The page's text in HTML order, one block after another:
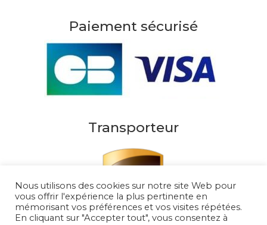
Paiement sécurisé
Transporteur
Nous utilisons des cookies sur notre site Web pour
vous offrir l'expérience la plus pertinente en
mémorisant vos préférences et vos visites répétées.
En cliquant sur "Accepter tout", vous consentez à